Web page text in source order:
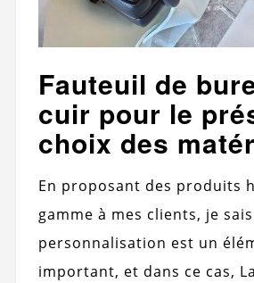
Fauteuil de
cuir pour le
​​choix des
En proposant des produits
gamme à mes clients, je
personnalisation est un
important, et dans ce cas,